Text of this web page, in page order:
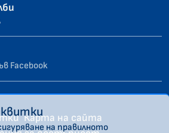
Facebook
Карта на сайта
на правилното